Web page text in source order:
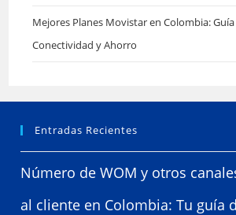
Mejores Planes Movistar en Colombia:
Conectividad y Ahorro
Entradas Recientes
Número de WOM y otros
al cliente en Colombia: Tu guía